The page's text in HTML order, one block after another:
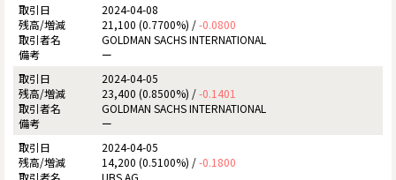
2024-04-08
21,100 (0.7700%) /-0.0800
GOLDMAN SACHS INTERNATIONAL
ー
2024-04-05
23,400 (0.8500%) /-0.1401
GOLDMAN SACHS INTERNATIONAL
ー
2024-04-05
14,200 (0.5100%) /-0.1800
UBS AG